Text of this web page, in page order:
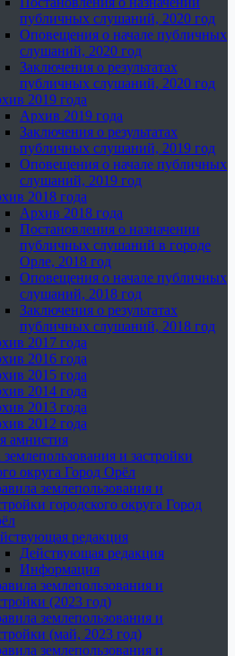
публичных слушаний, 2020 год
Оповещения о начале публичных
слушаний, 2020 год
Заключения о результатах
публичных слушаний, 2020 год
2019 года
Архив 2019 года
Заключения о результатах
публичных слушаний, 2019 год
Оповещения о начале публичных
слушаний, 2019 год
2018 года
Архив 2018 года
Постановления о назначении
публичных слушаний в городе
Орле, 2018 год
Оповещения о начале публичных
слушаний, 2018 год
Заключения о результатах
публичных слушаний, 2018 год
2017 года
2016 года
2015 года
2014 года
2013 года
2012 года
амнистия
и застройки
округа Город Орёл
землепользования и
городского округа Город
редакция
Действующая редакция
Информация
землепользования и
(2023 год)
землепользования и
(май, 2023 год)
землепользования и